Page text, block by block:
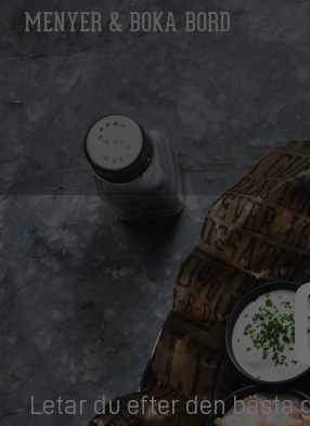
MENYER & BOKA BORD
Letar du efter den bästa